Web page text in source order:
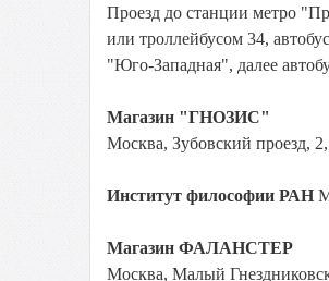
Проезд до станции метро
или троллейбусом 34,
"Юго-Западная", далее
Магазин "ГНОЗИС"
Москва, Зубовский проезд,
Институт философии РАН
Магазин ФАЛАНСТЕР
Москва, Малый